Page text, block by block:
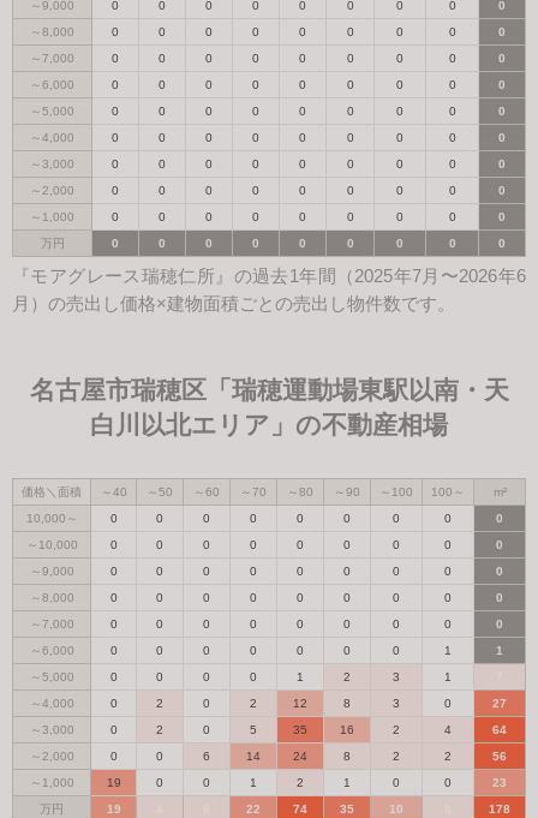
～9,000
0 0 0 0 0 0 0 0
0
～8,000
0 0 0 0 0 0 0 0
0
～7,000
0 0 0 0 0 0 0 0
0
～6,000
0 0 0 0 0 0 0 0
0
～5,000
0 0 0 0 0 0 0 0
0
～4,000
0 0 0 0 0 0 0 0
0
～3,000
0 0 0 0 0 0 0 0
0
～2,000
0 0 0 0 0 0 0 0
0
～1,000
0 0 0 0 0 0 0 0
0
万円
0 0 0 0 0 0 0 0 0
『モアグレース瑞穂仁所』の過去1年間（2025年7月〜2026年6
月）の売出し価格×建物面積ごとの売出し物件数です。
名古屋市瑞穂区「瑞穂運動場東駅以南・天
白川以北エリア」の不動産相場
価格＼面積 ～40 ～50 ～60 ～70 ～80 ～90 ～100 100～
m²
10,000～
0 0 0 0 0 0 0 0
0
～10,000
0 0 0 0 0 0 0 0
0
～9,000
0 0 0 0 0 0 0 0
0
～8,000
0 0 0 0 0 0 0 0
0
～7,000
0 0 0 0 0 0 0 0
0
～6,000
0 0 0 0 0 0 0 1
1
～5,000
0 0 0 0 1 2 3 1
～4,000
0 2 0 2 12 8 3 0
27
～3,000
0 2 0 5 35 16 2 4
64
～2,000
0 0 6 14 24 8 2 2
56
～1,000
19 0 0 1 2 1 0 0
23
万円
19 22 74 35 10 178